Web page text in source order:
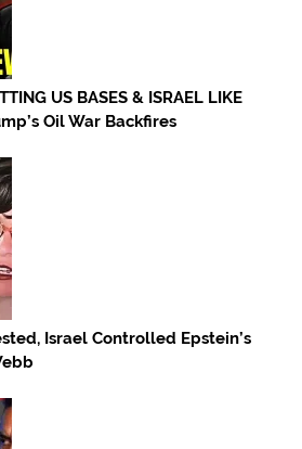
US BASES & ISRAEL LIKE
Oil War Backfires
Israel Controlled Epstein’s